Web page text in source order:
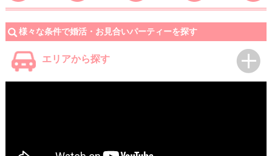
様々な条件で婚活・お見合いパーティーを探す
エリアから探す